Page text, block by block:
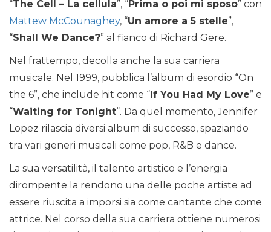
“The Cell – La cellula”, “Prima o poi mi sposo” con
Mattew McCounaghey, “Un amore a 5 stelle”,
“Shall We Dance?” al fianco di Richard Gere.
Nel frattempo, decolla anche la sua carriera
musicale. Nel 1999, pubblica l’album di esordio “On
the 6”, che include hit come “ If You Had My Love” e
“Waiting for Tonight“. Da quel momento, Jennifer
Lopez rilascia diversi album di successo, spaziando
tra vari generi musicali come pop, R&B e dance.
La sua versatilità, il talento artistico e l’energia
dirompente la rendono una delle poche artiste ad
essere riuscita a imporsi sia come cantante che come
attrice. Nel corso della sua carriera ottiene numerosi